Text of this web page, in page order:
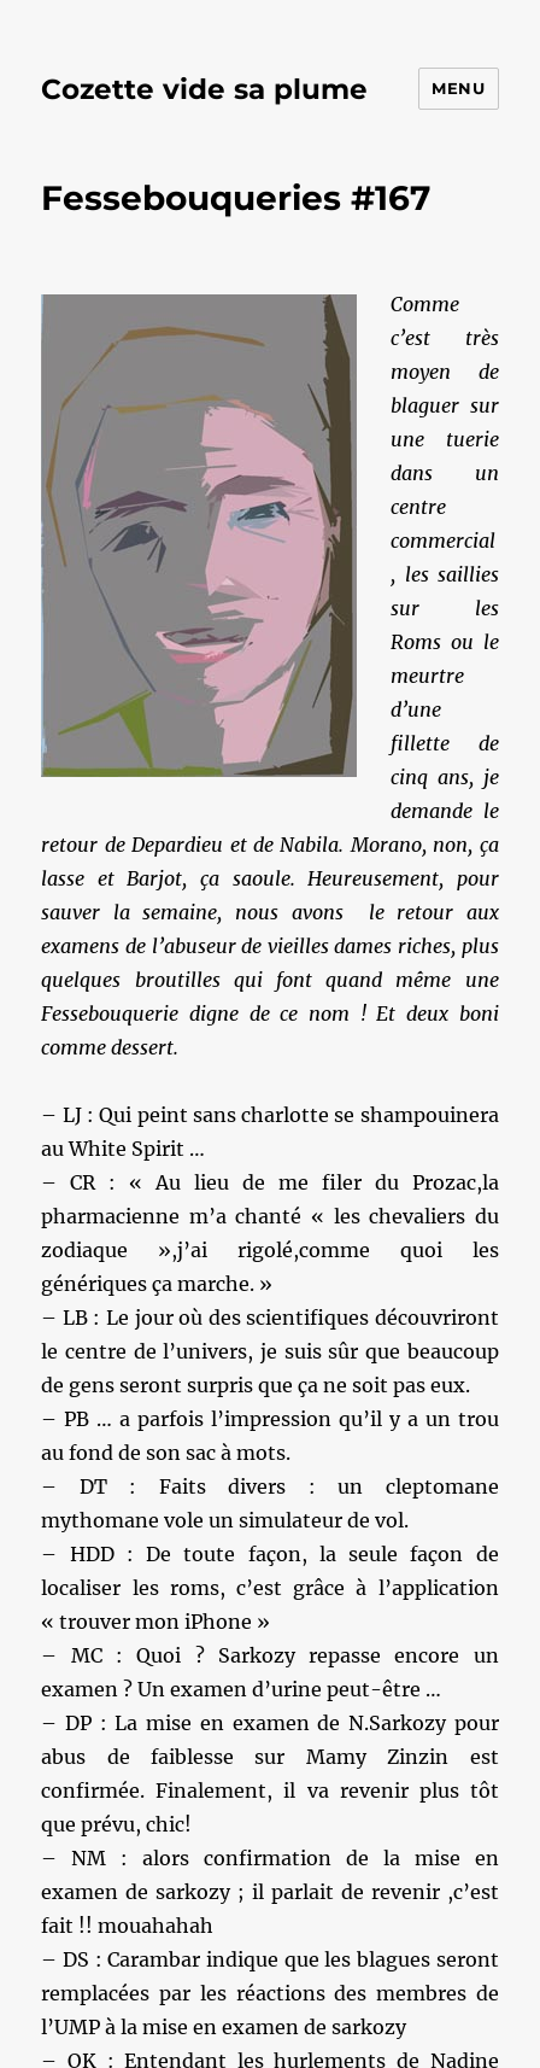
Cozette vide sa plume MENU
Fessebouqueries #167
Comme
c’est très
moyen de
blaguer sur
une tuerie
dans un
centre
commercial
, les saillies
sur les
Roms ou le
meurtre
d’une
fillette de
cinq ans, je
demande le
retour de Depardieu et de Nabila. Morano, non, ça
lasse et Barjot, ça saoule. Heureusement, pour
sauver la semaine, nous avons le retour aux
examens de l’abuseur de vieilles dames riches, plus
quelques broutilles qui font quand même une
Fessebouquerie digne de ce nom ! Et deux boni
comme dessert.
– LJ : Qui peint sans charlotte se shampouinera
au White Spirit …
– CR : « Au lieu de me filer du Prozac,la
pharmacienne m’a chanté « les chevaliers du
zodiaque »,j’ai rigolé,comme quoi les
génériques ça marche. »
– LB : Le jour où des scientifiques découvriront
le centre de l’univers, je suis sûr que beaucoup
de gens seront surpris que ça ne soit pas eux.
– PB … a parfois l’impression qu’il y a un trou
au fond de son sac à mots.
– DT : Faits divers : un cleptomane
mythomane vole un simulateur de vol.
– HDD : De toute façon, la seule façon de
localiser les roms, c’est grâce à l’application
« trouver mon iPhone »
– MC : Quoi ? Sarkozy repasse encore un
examen ? Un examen d’urine peut-être …
– DP : La mise en examen de N.Sarkozy pour
abus de faiblesse sur Mamy Zinzin est
confirmée. Finalement, il va revenir plus tôt
que prévu, chic!
– NM : alors confirmation de la mise en
examen de sarkozy ; il parlait de revenir ,c’est
fait !! mouahahah
– DS : Carambar indique que les blagues seront
remplacées par les réactions des membres de
l’UMP à la mise en examen de sarkozy
– OK : Entendant les hurlements de Nadine